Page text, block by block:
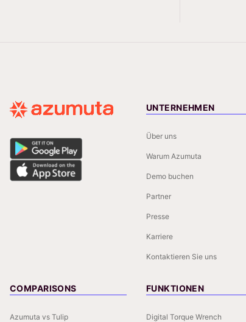
UNTERNEHMEN
Über uns
Warum Azumuta
Demo buchen
Partner
Presse
Karriere
Kontaktieren Sie uns
COMPARISONS
Azumuta vs Tulip
FUNKTIONEN
Digital Torque Wrench